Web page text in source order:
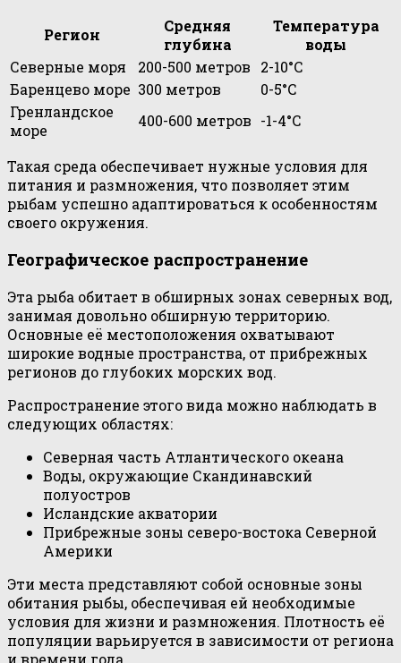
Регион
Средняя
глубина
Температура
воды
Северные моря
200-500 метров
2-10°C
Баренцево море 300 метров
0-5°C
Гренландское
море
400-600 метров -1-4°C
Такая среда обеспечивает нужные условия для
питания и размножения, что позволяет этим
рыбам успешно адаптироваться к особенностям
своего окружения.
Географическое распространение
Эта рыба обитает в обширных зонах северных вод,
занимая довольно обширную территорию.
Основные её местоположения охватывают
широкие водные пространства, от прибрежных
регионов до глубоких морских вод.
Распространение этого вида можно наблюдать в
следующих областях:
Северная часть Атлантического океана
Воды, окружающие Скандинавский
полуостров
Исландские акватории
Прибрежные зоны северо-востока Северной
Америки
Эти места представляют собой основные зоны
обитания рыбы, обеспечивая ей необходимые
условия для жизни и размножения. Плотность её
популяции варьируется в зависимости от региона
и времени года.